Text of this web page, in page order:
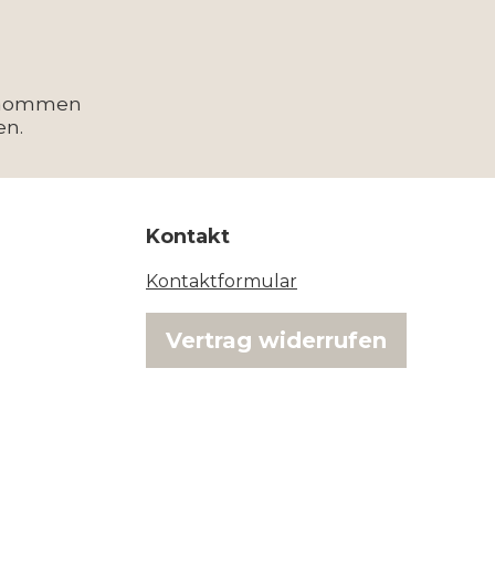
Kontakt
Kontaktformular
Vertrag widerrufen